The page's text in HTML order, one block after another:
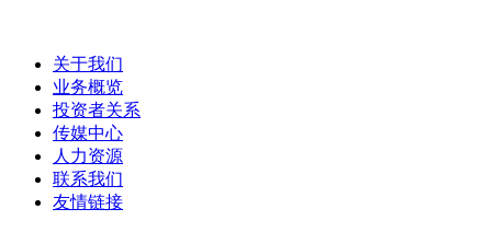
关于我们
业务概览
投资者关系
传媒中心
人力资源
联系我们
友情链接